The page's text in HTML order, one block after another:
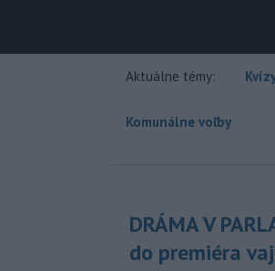
Aktuálne témy:
Komunálne voľby
DRÁMA V
do premiéra